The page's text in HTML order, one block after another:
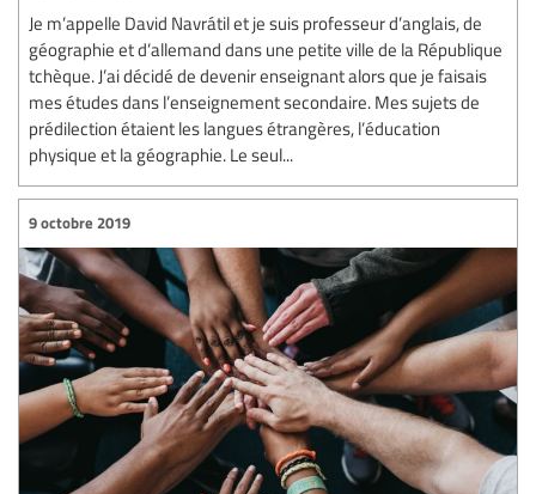
Je m’appelle David Navrátil et je suis professeur d’anglais, de
géographie et d’allemand dans une petite ville de la République
tchèque. J’ai décidé de devenir enseignant alors que je faisais
mes études dans l’enseignement secondaire. Mes sujets de
prédilection étaient les langues étrangères, l’éducation
physique et la géographie. Le seul...
9 octobre 2019